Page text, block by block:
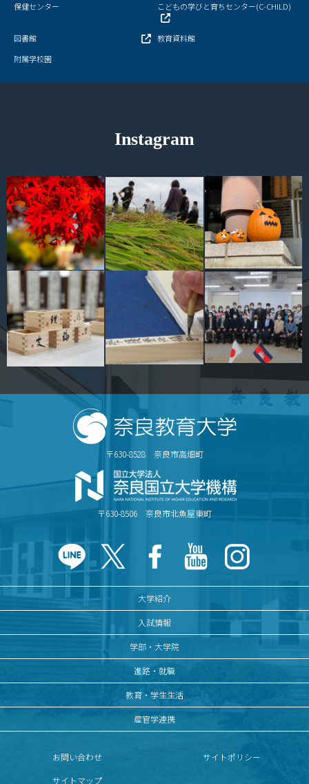
保健センター
こどもの学びと育ちセンター(C-CHILD)
図書館
教育資料館
附属学校園
Instagram
〒630-8528 奈良市高畑町
〒630-8506 奈良市北魚屋東町
大学紹介
入試情報
学部・大学院
進路・就職
教育・学生生活
産官学連携
お問い合わせ
サイトポリシー
サイトマップ